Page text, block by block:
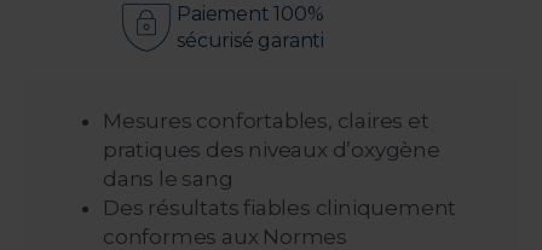
Paiement 100%
sécurisé garanti
Mesures confortables, claires et
pratiques des niveaux d’oxygène
dans le sang
Des résultats fiables cliniquement
conformes aux Normes